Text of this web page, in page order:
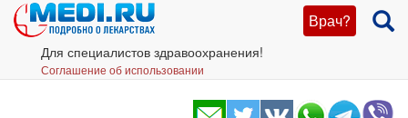
Врач?
Для специалистов здравоохранения!
Соглашение об использовании